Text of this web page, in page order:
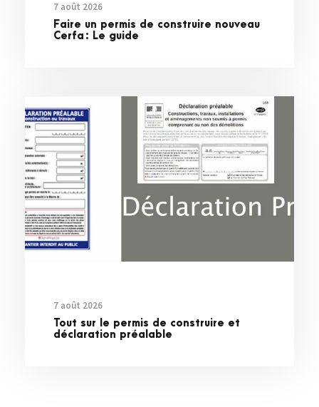
7 août 2026
Faire un permis de construire nouveau
Cerfa : Le guide
7 août 2026
Tout sur le permis de construire et
déclaration préalable